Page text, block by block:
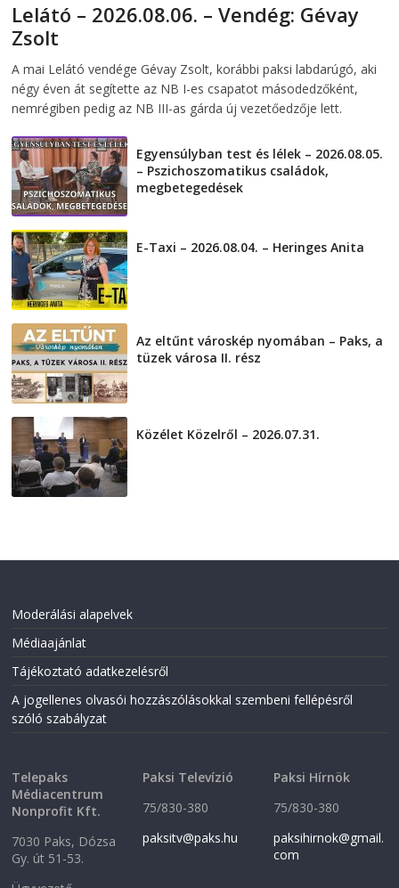
Lelátó – 2026.08.06. – Vendég: Gévay
Zsolt
A mai Lelátó vendége Gévay Zsolt, korábbi paksi labdarúgó, aki
négy éven át segítette az NB I-es csapatot másodedzőként,
nemrégiben pedig az NB III-as gárda új vezetőedzője lett.
Egyensúlyban test és lélek – 2026.08.05.
– Pszichoszomatikus családok,
megbetegedések
E-Taxi – 2026.08.04. – Heringes Anita
Az eltűnt városkép nyomában – Paks, a
tüzek városa II. rész
Közélet Közelről – 2026.07.31.
Moderálási alapelvek
Médiaajánlat
Tájékoztató adatkezelésről
A jogellenes olvasói hozzászólásokkal szembeni fellépésről
szóló szabályzat
Telepaks
Médiacentrum
Nonprofit Kft.
7030 Paks, Dózsa
Gy. út 51-53.
Paksi Televízió
75/830-380
paksitv@paks.hu
Paksi Hírnök
75/830-380
paksihirnok@gmail.
com